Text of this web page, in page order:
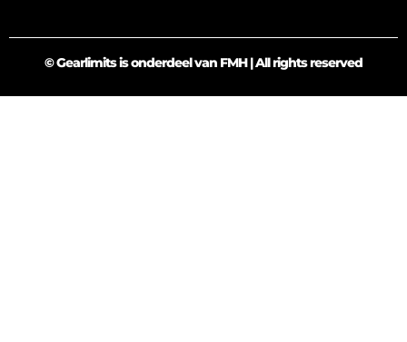
© Gearlimits is onderdeel van FMH | All rights reserved